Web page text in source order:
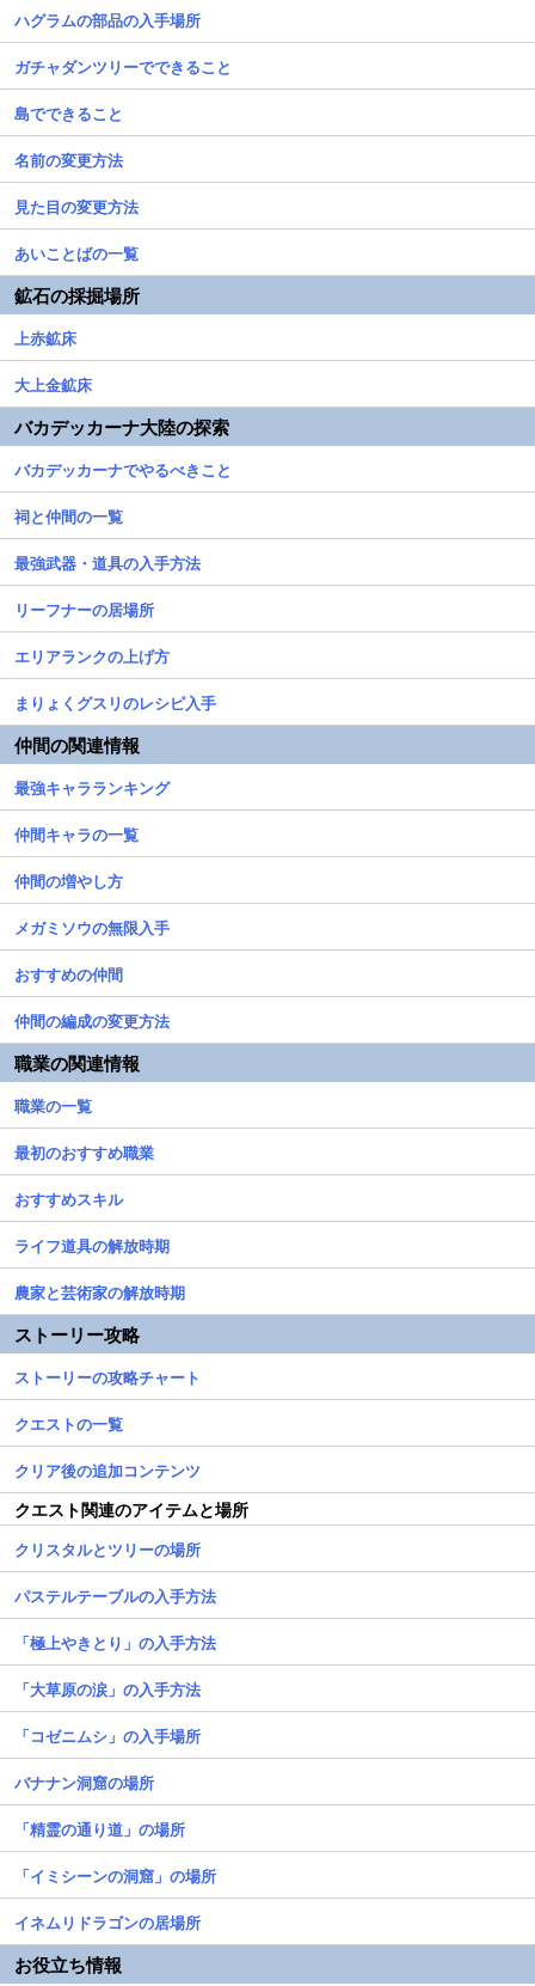
ハグラムの部品の入手場所
ガチャダンツリーでできること
島でできること
名前の変更方法
見た目の変更方法
あいことばの一覧
鉱石の採掘場所
上赤鉱床
大上金鉱床
バカデッカーナ大陸の探索
バカデッカーナでやるべきこと
祠と仲間の一覧
最強武器・道具の入手方法
リーフナーの居場所
エリアランクの上げ方
まりょくグスリのレシピ入手
仲間の関連情報
最強キャラランキング
仲間キャラの一覧
仲間の増やし方
メガミソウの無限入手
おすすめの仲間
仲間の編成の変更方法
職業の関連情報
職業の一覧
最初のおすすめ職業
おすすめスキル
ライフ道具の解放時期
農家と芸術家の解放時期
ストーリー攻略
ストーリーの攻略チャート
クエストの一覧
クリア後の追加コンテンツ
クエスト関連のアイテムと場所
クリスタルとツリーの場所
パステルテーブルの入手方法
「極上やきとり」の入手方法
「大草原の涙」の入手方法
「コゼニムシ」の入手場所
バナナン洞窟の場所
「精霊の通り道」の場所
「イミシーンの洞窟」の場所
イネムリドラゴンの居場所
お役立ち情報